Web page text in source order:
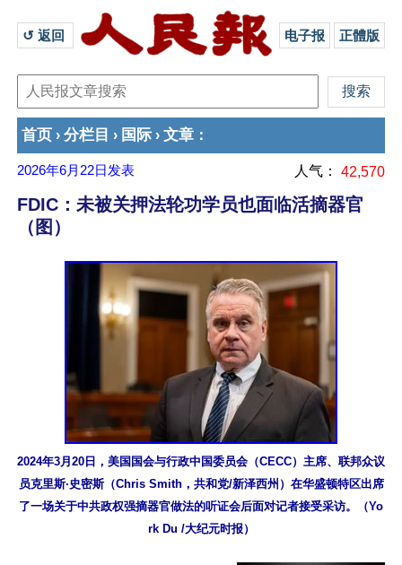
↺ 返回 电子报 正體版
首页 › 分栏目 › 国际 › 文章 ：
2026年6月22日 发表 人气： 42,570
FDIC：未被关押法轮功学员也面临活摘器官
（图）
2024年3月20日，美国国会与行政中国委员会（CECC）主席、联邦众议
员克里斯·史密斯（Chris Smith，共和党/新泽西州）在华盛顿特区出席
了一场关于中共政权强摘器官做法的听证会后面对记者接受采访。（Yo
rk Du /大纪元时报）